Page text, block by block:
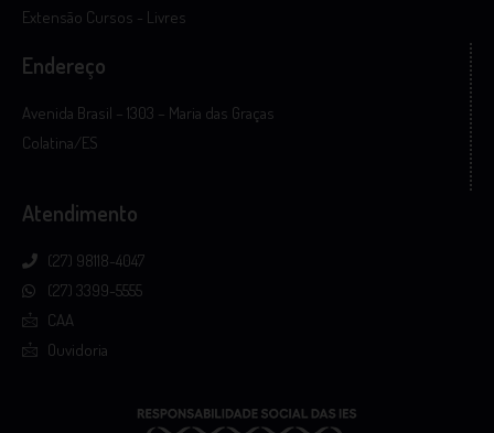
Extensão Cursos - Livres
Endereço
Avenida Brasil – 1303 – Maria das Graças
Colatina/ES
Atendimento
(27) 98118-4047
(27) 3399-5555
CAA
Ouvidoria